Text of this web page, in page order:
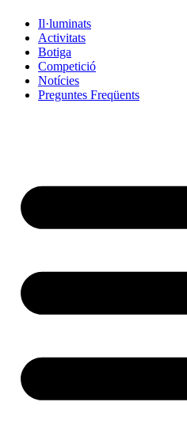
Il·luminats
Activitats
Botiga
Competició
Notícies
Preguntes Freqüents